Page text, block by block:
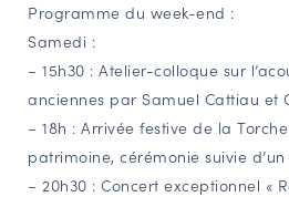
Programme du week-end :
Samedi :
– 15h30 : Atelier-colloque sur
anciennes par Samuel Cattiau et
– 18h : Arrivée festive de la
patrimoine, cérémonie suivie d’un
– 20h30 : Concert exceptionnel «